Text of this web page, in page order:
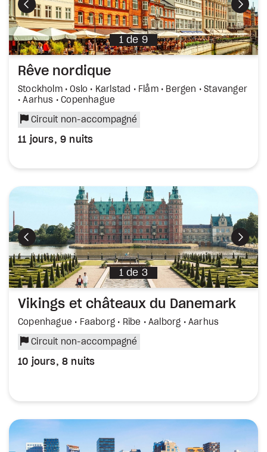
Précédent
1 de 9
Rêve nordique
Stockholm • Oslo • Karlstad • Flåm • Bergen • Stavanger
• Aarhus • Copenhague
Circuit non-accompagné
11 jours, 9 nuits
Précédent
1 de 3
Vikings et châteaux du Danemark
Copenhague • Faaborg • Ribe • Aalborg • Aarhus
Circuit non-accompagné
10 jours, 8 nuits